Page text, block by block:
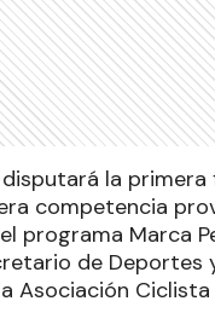
la
competencia
programa Marca
de Deportes
Asociación